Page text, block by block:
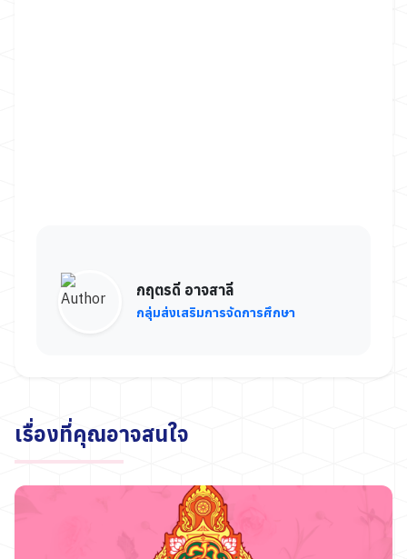
กฤตรดี อาจสาลี
กลุ่มส่งเสริมการจัดการศึกษา
เรื่องที่คุณอาจสนใจ